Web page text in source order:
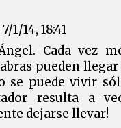
7/1/14, 18:41
Cada vez
pueden
se puede vivir
resulta a
dejarse llevar!